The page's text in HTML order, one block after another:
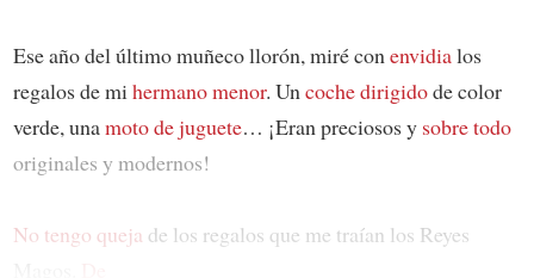
Ese año del último muñeco llorón, miré conenvidialos
regalos de mihermano menor. Uncoche dirigidode color
verde, unamoto de juguete… ¡Eran preciosos y sobre todo
originales y modernos!
No tengo queja de los regalos que me traían los Reyes